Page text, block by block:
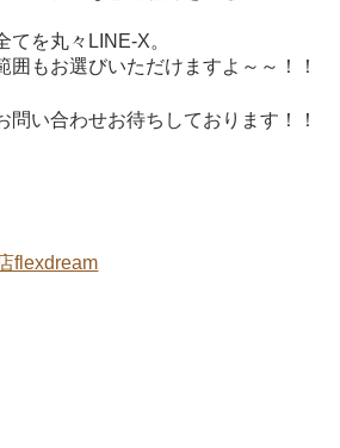
てを丸々LINE-X。
囲もお選びいただけますよ～～！！
問い合わせお待ちしております！！
flexdream